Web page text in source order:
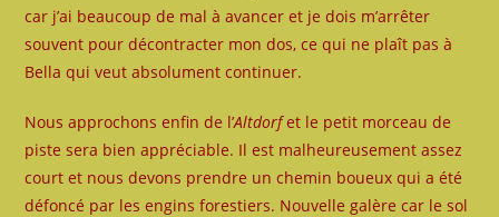
car j’ai beaucoup de mal à avancer et je dois m’arrêter
souvent pour décontracter mon dos, ce qui ne plaît pas à
Bella qui veut absolument continuer.
Nous approchons enfin de l’Altdorfet le petit morceau de
piste sera bien appréciable. Il est malheureusement assez
court et nous devons prendre un chemin boueux qui a été
défoncé par les engins forestiers. Nouvelle galère car le sol